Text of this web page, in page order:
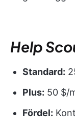
Help
Standard:
Plus: 50 $/
Fördel: